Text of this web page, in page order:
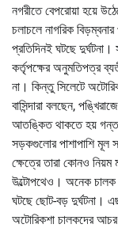
নগরীতে বেপরোয়া হয়ে
চলাচলে নাগরিক
প্রতিদিনই ঘটছে
কর্তৃপক্ষের অনুমতিপত্র
না। কিন্তু সিলেটে
বাসিন্দারা বলছেন,
আতঙ্কিত থাকতে হয়
সড়কগুলোর পাশাপাশি মূল
ক্ষেত্রে তারা কোনও
উল্টোপথেও। অনেক চালক
ঘটছে ছোট-বড় দুর্ঘটনা।
অটোরিকশা চালকদের